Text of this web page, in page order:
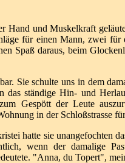
Hand undMuskelkraft
für einen Mann, zwei für
Spaß daraus, beim
Sie schulte uns in dem
das ständige Hin- und
zum Gespött der Leute
in der Schloßstrasse
hatte sie unangefochten
wenn der damalige
"Anna, du Topert",